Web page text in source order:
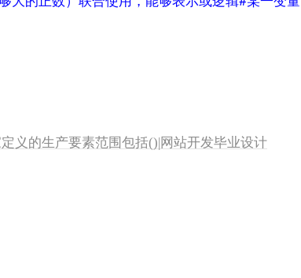
义的生产要素范围包括()|网站开发毕业设计